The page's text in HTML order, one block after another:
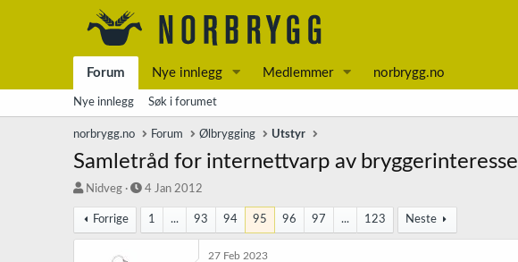
Forum Nye innlegg Medlemmer norbrygg.no
Nye innlegg Søk i forumet
norbrygg.no Forum Ølbrygging Utstyr
Samletråd for internettvarp av bryggerinteresse
T
å
d
Nidveg
S
r
4 Jan 2012
Forrige 1 ... 93 94 95 96 97 ... 123 Neste
27 Feb 2023